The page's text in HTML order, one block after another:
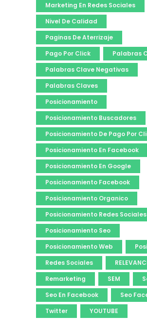
Marketing En Redes Sociales
Nivel De Calidad
Paginas De Aterrizaje
Pago Por Click
Palabras
Palabras Clave Negativas
Palabras Claves
Posicionamiento
Posicionamiento Buscadores
Posicionamiento De Pago Por
Posicionamiento En Facebook
Posicionamiento En Google
Posicionamiento Facebook
Posicionamiento Organico
Posicionamiento Redes Sociales
Posicionamiento Seo
Posicionamiento Web
Redes Sociales
Remarketing
SEM
Seo En Facebook
Seo
Twitter
YOUTUBE